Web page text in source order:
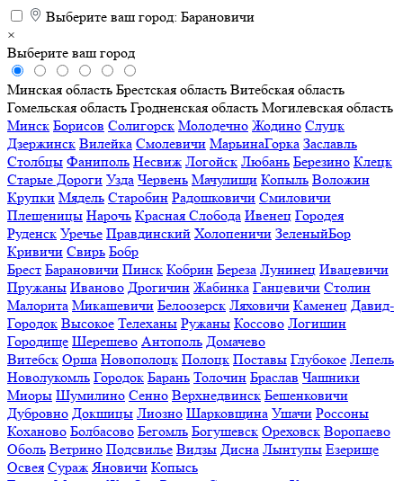
Выберите ваш город: Барановичи
×
Выберите ваш город
Минская область Брестская область Витебская область
Гомельская область Гродненская область Могилевская область
Минск Борисов Солигорск Молодечно Жодино Слуцк
Дзержинск Вилейка Смолевичи МарьинаГорка Заславль
Столбцы Фаниполь Несвиж Логойск Любань Березино Клецк
Старые Дороги Узда Червень Мачулищи Копыль Воложин
Крупки Мядель Старобин Радошковичи Смиловичи
Плещеницы Нарочь Красная Слобода Ивенец Городея
Руденск Уречье Правдинский Холопеничи ЗеленыйБор
Кривичи Свирь Бобр
Брест Барановичи Пинск Кобрин Береза Лунинец Ивацевичи
Пружаны Иваново Дрогичин Жабинка Ганцевичи Столин
Малорита Микашевичи Белоозерск Ляховичи Каменец Давид-
Городок Высокое Телеханы Ружаны Коссово Логишин
Городище Шерешево Антополь Домачево
Витебск Орша Новополоцк Полоцк Поставы Глубокое Лепель
Новолукомль Городок Барань Толочин Браслав Чашники
Миоры Шумилино Сенно Верхнедвинск Бешенковичи
Дубровно Докшицы Лиозно Шарковщина Ушачи Россоны
Коханово Болбасово Бегомль Богушевск Ореховск Воропаево
Оболь Ветрино Подсвилье Видзы Дисна Лынтупы Езерище
Освея Сураж Яновичи Копысь